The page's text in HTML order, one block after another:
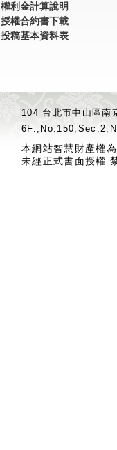
權利金計算說明
授權合約書下載
投稿基本資料表
104 台北市中山區
本網站智慧財產權
未經正式書面授權